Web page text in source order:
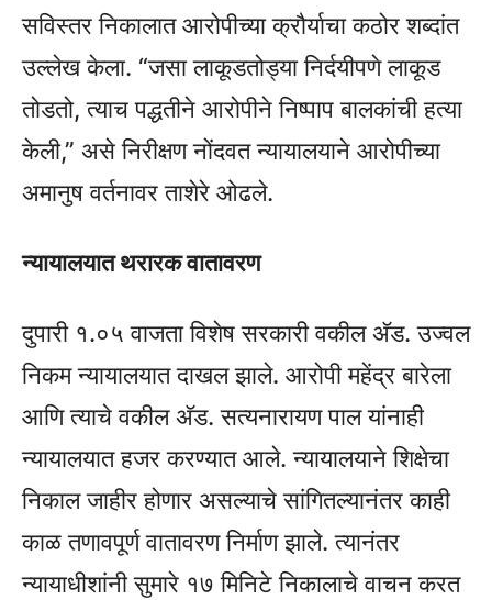
सविस्तर निकालात आरोपीच्या क्रौर्याचा कठोर शब्दांत
उल्लेख केला. “जसा लाकूडतोड्या निर्दयीपणे लाकूड
तोडतो, त्याच पद्धतीने आरोपीने निष्पाप बालकांची हत्या
केली,” असे निरीक्षण नोंदवत न्यायालयाने आरोपीच्या
अमानुष वर्तनावर ताशेरे ओढले.
न्यायालयात थरारक वातावरण
दुपारी १.०५ वाजता विशेष सरकारी वकील अ‍ॅड. उज्वल
निकम न्यायालयात दाखल झाले. आरोपी महेंद्र बारेला
आणि त्याचे वकील अ‍ॅड. सत्यनारायण पाल यांनाही
न्यायालयात हजर करण्यात आले. न्यायालयाने शिक्षेचा
निकाल जाहीर होणार असल्याचे सांगितल्यानंतर काही
काळ तणावपूर्ण वातावरण निर्माण झाले. त्यानंतर
न्यायाधीशांनी सुमारे १७ मिनिटे निकालाचे वाचन करत